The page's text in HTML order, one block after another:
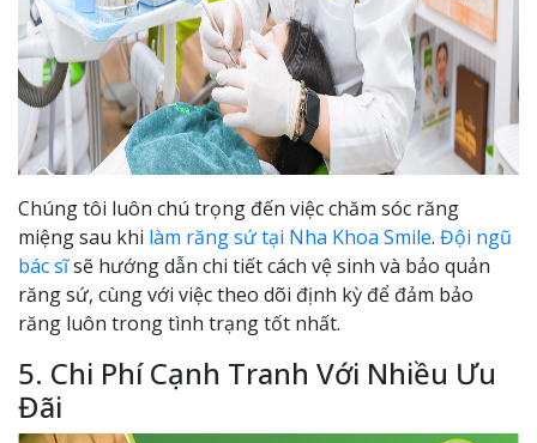
Chúng tôi luôn chú trọng đến việc chăm sóc răng
miệng sau khi làm răng sứ tại Nha Khoa Smile. Đội ngũ
bác sĩsẽ hướng dẫn chi tiết cách vệ sinh và bảo quản
răng sứ, cùng với việc theo dõi định kỳ để đảm bảo
răng luôn trong tình trạng tốt nhất.
5. Chi Phí Cạnh Tranh Với Nhiều Ưu
Đãi